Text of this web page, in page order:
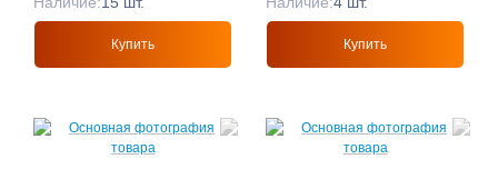
Купить Купить